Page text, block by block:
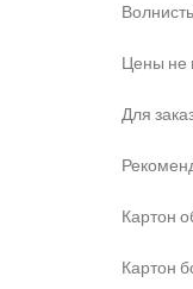
Цены не
Для